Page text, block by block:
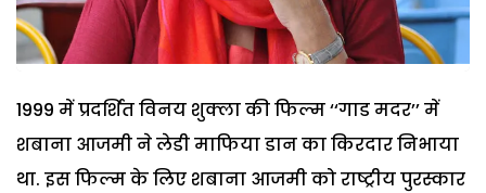
1999 में प्रदर्शित विनय शुक्ला की फिल्म ‘‘गाड मदर’’ में
शबाना आजमी ने लेडी माफिया डान का किरदार निभाया
था. इस फिल्म के लिए शबाना आजमी को राष्ट्रीय पुरस्कार